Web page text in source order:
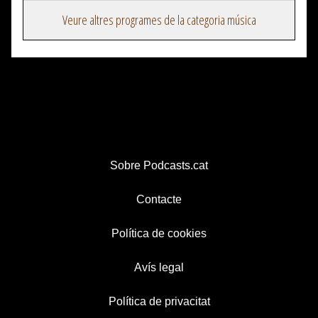
Veure altres programes de la categoria música
Sobre Podcasts.cat
Contacte
Política de cookies
Avís legal
Política de privacitat